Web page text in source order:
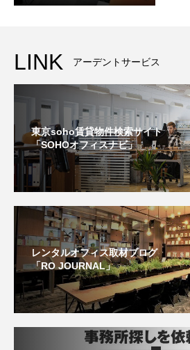
LINK アーデントサービス
東京soho賃貸物件検索サイト
「SOHOオフィスナビ」
レンタルオフィス取材ブログ
「RO JOURNAL」